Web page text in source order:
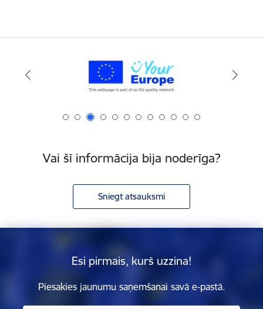
Vai šī informācija bija noderīga?
Sniegt atsauksmi
Esi pirmais, kurš uzzina!
Piesakies jaunumu saņemšanai savā e-pastā.